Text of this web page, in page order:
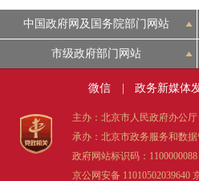
中国政府网及国务院部门网站
市级政府部门网站
微信 政务新媒体
主办：北京市人民政府办公厅
承办：北京市政务服务和数据
政府网站标识码：1100000088
京公网安备 11010502039640